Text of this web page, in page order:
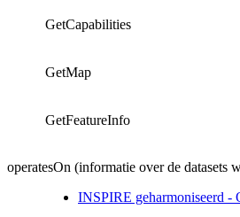
GetCapabilities
GetMap
GetFeatureInfo
operatesOn (informatie over de datasets
INSPIRE geharmoniseerd -